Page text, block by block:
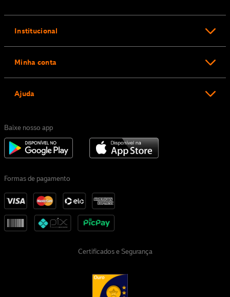
Institucional
Minha conta
Ajuda
Baixe nosso app
Formas de pagamento
Certificados e Segurança